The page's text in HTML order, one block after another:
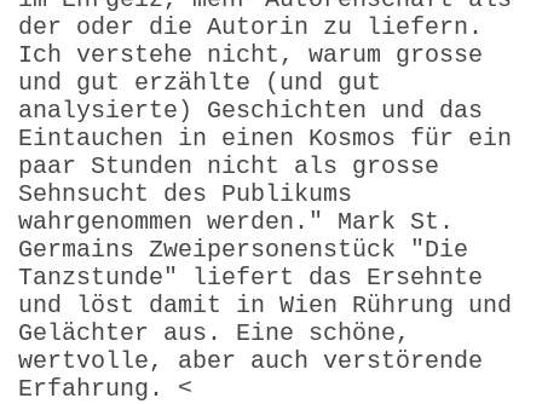
der oder die Autorin zu liefern.
Ich verstehe nicht, warum grosse
und gut erzählte (und gut
analysierte) Geschichten und das
Eintauchen in einen Kosmos für ein
paar Stunden nicht als grosse
Sehnsucht des Publikums
wahrgenommen werden." Mark St.
Germains Zweipersonenstück "Die
Tanzstunde" liefert das Ersehnte
und löst damit in Wien Rührung und
Gelächter aus. Eine schöne,
wertvolle, aber auch verstörende
Erfahrung. <